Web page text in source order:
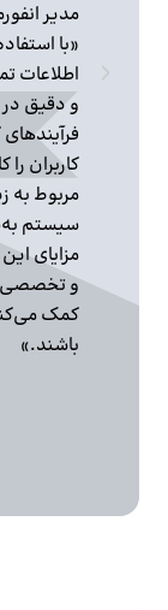
مدیر
«با
اطلاعات
و دقیق
کاربران
مربوط به
سیستم
مزایای
و تخصصی
کمک
باشند.»